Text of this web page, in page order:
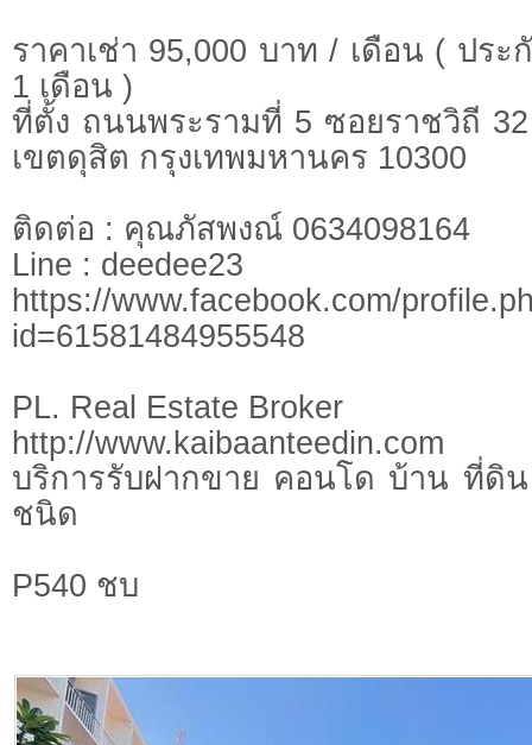
ราคาเช่า 95,000 บาท / เดือน ( ปร
1 เดือน )
ที่ตั้ง ถนนพระรามที่ 5 ซอยราชวิถี
เขตดุสิต กรุงเทพมหานคร 10300
ติดต่อ : คุณภัสพงณ์ 0634098164
Line : deedee23
https://www.facebook.com/
id=61581484955548
PL. Real Estate Broker
http://www.kaibaanteedin.com
บริการรับฝากขาย คอนโด บ้าน ที่ดิ
ชนิด
P540 ชบ